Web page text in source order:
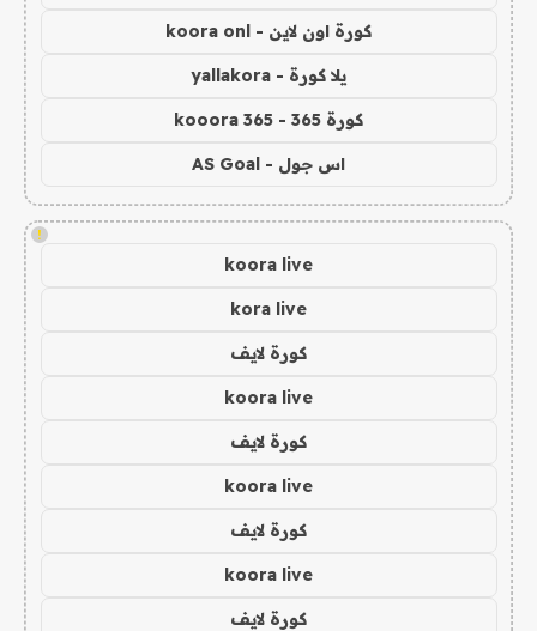
كورة اون لاين - koora onl
يلا كورة - yallakora
كورة 365 - kooora 365
اس جول - AS Goal
!
koora live
kora live
كورة لايف
koora live
كورة لايف
koora live
كورة لايف
koora live
كورة لايف